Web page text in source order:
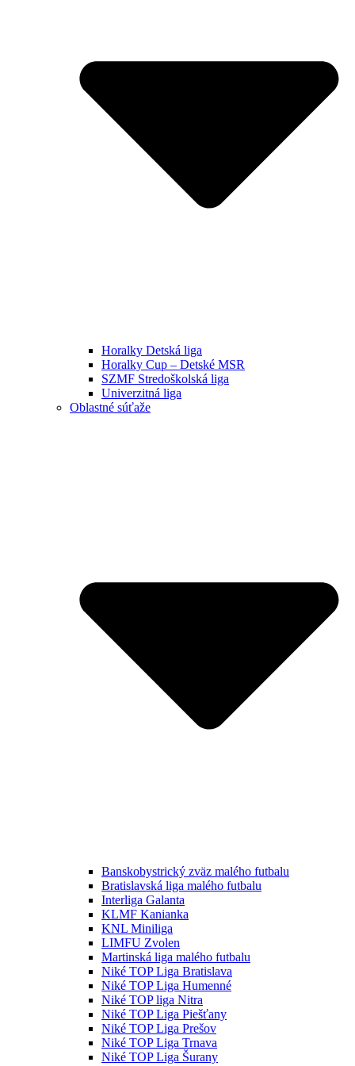
Horalky Detská liga
Horalky Cup – Detské MSR
SZMF Stredoškolská liga
Univerzitná liga
Oblastné súťaže
Banskobystrický zväz malého futbalu
Bratislavská liga malého futbalu
Interliga Galanta
KLMF Kanianka
KNL Miniliga
LIMFU Zvolen
Martinská liga malého futbalu
Niké TOP Liga Bratislava
Niké TOP Liga Humenné
Niké TOP liga Nitra
Niké TOP Liga Piešťany
Niké TOP Liga Prešov
Niké TOP Liga Trnava
Niké TOP Liga Šurany